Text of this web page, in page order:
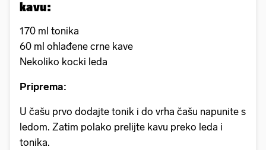
kavu:
170 ml tonika
60 ml ohlađene crne kave
Nekoliko kocki leda
Priprema:
U čašu prvo dodajte tonik i do vrha čašu napunite s
ledom. Zatim polako prelijte kavu preko leda i
tonika.